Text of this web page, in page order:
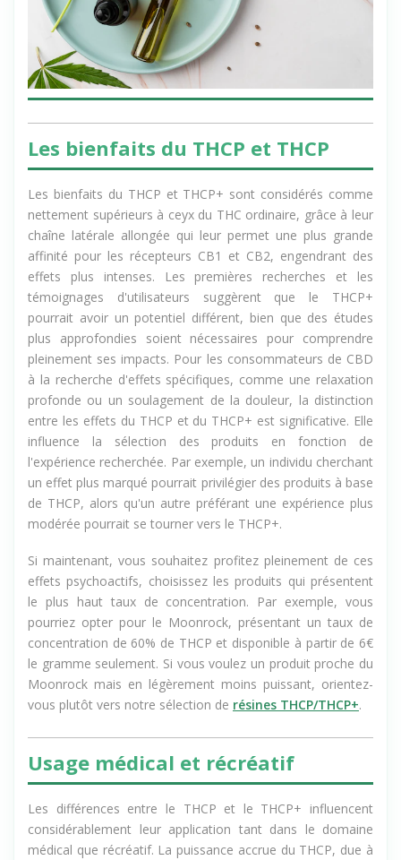
Les bienfaits du THCP et THCP
Les bienfaits du THCP et THCP+ sont considérés comme
nettement supérieurs à ceyx du THC ordinaire, grâce à leur
chaîne latérale allongée qui leur permet une plus grande
affinité pour les récepteurs CB1 et CB2, engendrant des
effets plus intenses. Les premières recherches et les
témoignages d'utilisateurs suggèrent que le THCP+
pourrait avoir un potentiel différent, bien que des études
plus approfondies soient nécessaires pour comprendre
pleinement ses impacts. Pour les consommateurs de CBD
à la recherche d'effets spécifiques, comme une relaxation
profonde ou un soulagement de la douleur, la distinction
entre les effets du THCP et du THCP+ est significative. Elle
influence la sélection des produits en fonction de
l'expérience recherchée. Par exemple, un individu cherchant
un effet plus marqué pourrait privilégier des produits à base
de THCP, alors qu'un autre préférant une expérience plus
modérée pourrait se tourner vers le THCP+.
Si maintenant, vous souhaitez profitez pleinement de ces
effets psychoactifs, choisissez les produits qui présentent
le plus haut taux de concentration. Par exemple, vous
pourriez opter pour le Moonrock, présentant un taux de
concentration de 60% de THCP et disponible à partir de 6€
le gramme seulement. Si vous voulez un produit proche du
Moonrock mais en légèrement moins puissant, orientez-
vous plutôt vers notre sélection de résines THCP/THCP+.
Usage médical et récréatif
Les différences entre le THCP et le THCP+ influencent
considérablement leur application tant dans le domaine
médical que récréatif. La puissance accrue du THCP, due à